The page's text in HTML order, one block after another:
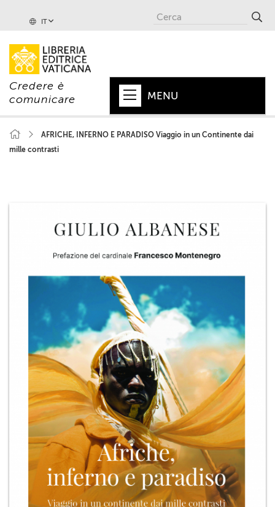
IT
Credere è
comunicare
MENU
MONDO
COLLANE
RIVISTE
CEI
AUTORI VARI
AFRICHE, INFERNO E PARADISO Viaggio in un Continente dai
mille contrasti